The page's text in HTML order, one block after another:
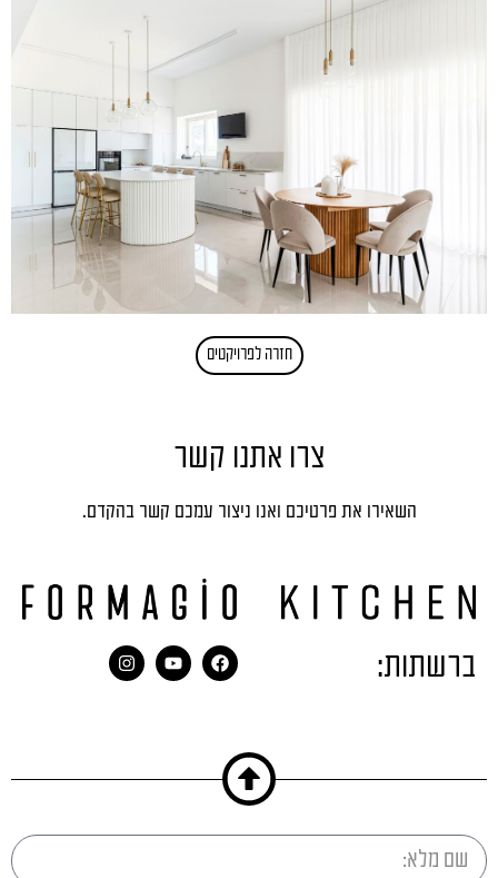
חזרה לפרויקטים
צרו אתנו קשר
השאירו את פרטיכם ואנו ניצור עמכם קשר בהקדם.
ברשתות: